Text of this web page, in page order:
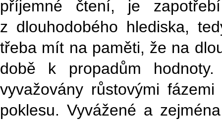
příjemné čtení, je
z dlouhodobého hlediska,
třeba mít na paměti, že na
době k propadům
vyvažovány růstovými
poklesu. Vyvážené a